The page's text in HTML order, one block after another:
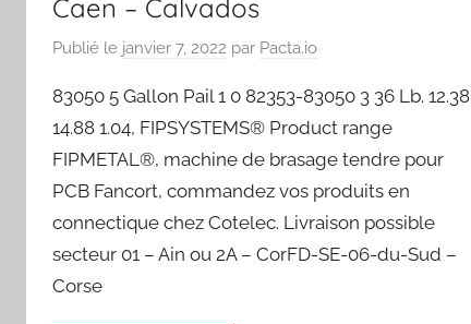
Caen – Calvados
Publié le janvier 7, 2022 par Pacta.io
83050 5 Gallon Pail 1 0 82353-83050 3 36 Lb. 12.38
14.88 1.04, FIPSYSTEMS® Product range
FIPMETAL®, machine de brasage tendre pour
PCB Fancort, commandez vos produits en
connectique chez Cotelec. Livraison possible
secteur 01 – Ain ou 2A – CorFD-SE-06-du-Sud –
Corse